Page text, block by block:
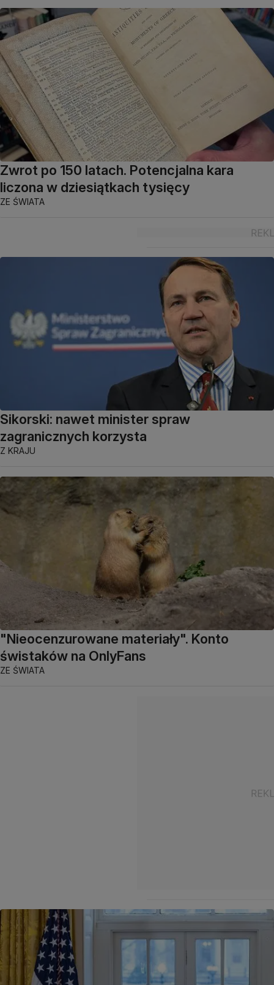
Zwrot po 150 latach. Potencjalna kara
liczona w dziesiątkach tysięcy
ZE ŚWIATA
Sikorski: nawet minister spraw
zagranicznych korzysta
Z KRAJU
"Nieocenzurowane materiały". Konto
świstaków na OnlyFans
ZE ŚWIATA